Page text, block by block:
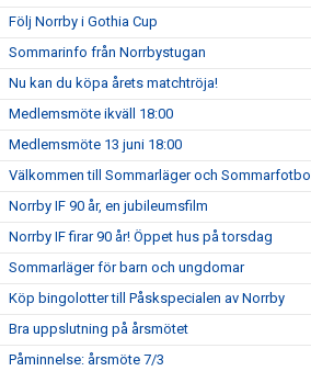
Följ Norrby i Gothia Cup
Sommarinfo från Norrbystugan
Nu kan du köpa årets matchtröja!
Medlemsmöte ikväll 18:00
Medlemsmöte 13 juni 18:00
Välkommen till Sommarläger och Sommarfotboll
Norrby IF 90 år, en jubileumsfilm
Norrby IF firar 90 år! Öppet hus på torsdag
Sommarläger för barn och ungdomar
Köp bingolotter till Påskspecialen av Norrby
Bra uppslutning på årsmötet
Påminnelse: årsmöte 7/3